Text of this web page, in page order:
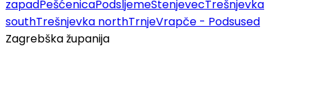
zapadPešćenicaPodsljemeStenjevecTrešnjevka
southTrešnjevka northTrnjeVrapče - Podsused
Zagrebška županija